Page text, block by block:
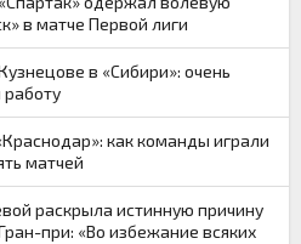
в матче Первой лиги
в «Сибири»: очень
как команды играли
матчей
раскрыла истинную причину
при: «Во избежание всяких